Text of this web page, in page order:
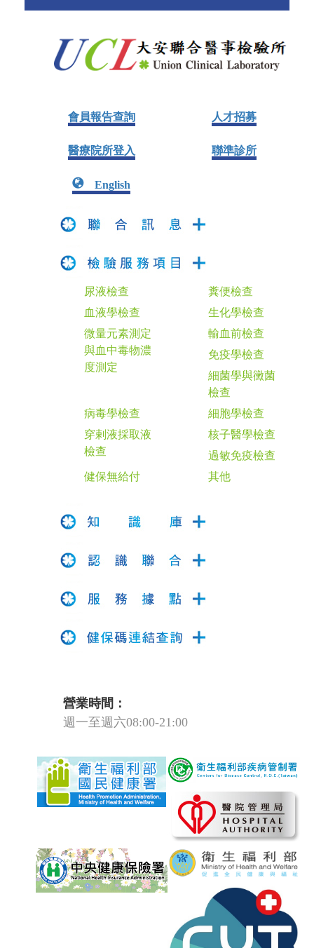
會員報告查詢 人才招募
醫療院所登入 聯準診所
English
尿液檢查
糞便檢查
血液學檢查
生化學檢查
微量元素測定
與血中毒物濃
度測定
輸血前檢查
免疫學檢查
細菌學與黴菌
檢查
病毒學檢查
細胞學檢查
穿剌液採取液
檢查
核子醫學檢查
過敏免疫檢查
健保無給付
其他
營業時間：
週一至週六08:00-21:00